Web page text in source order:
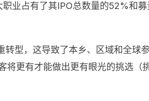
业占有了其IPO总数量的52%和募
型，这导致了本乡、区域和全球
将更有才能做出更有眼光的挑选（